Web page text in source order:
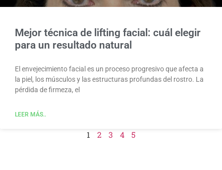
Mejor técnica de lifting facial: cuál elegir
para un resultado natural
El envejecimiento facial es un proceso progresivo que afecta a
la piel, los músculos y las estructuras profundas del rostro. La
pérdida de firmeza, el
LEER MÁS..
1 2 3 4 5